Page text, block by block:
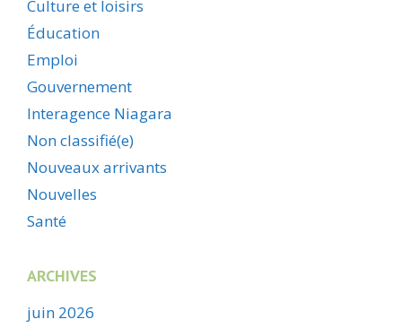
Culture et loisirs
Éducation
Emploi
Gouvernement
Interagence Niagara
Non classifié(e)
Nouveaux arrivants
Nouvelles
Santé
ARCHIVES
juin 2026